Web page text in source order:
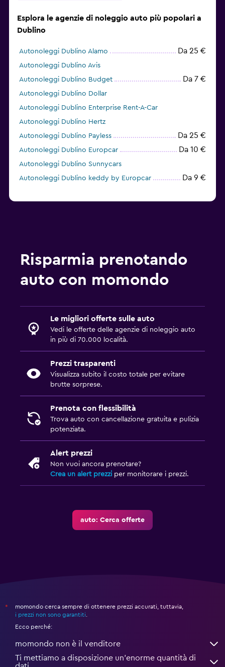
Esplora le agenzie di noleggio auto più popolari a
Dublino
Autonoleggi Dublino Alamo Da 25 €
Autonoleggi Dublino Avis
Autonoleggi Dublino Budget
Da 7 €
Autonoleggi Dublino Dollar
Autonoleggi Dublino Enterprise Rent-A-Car
Autonoleggi Dublino Hertz
Autonoleggi Dublino Payless
Da 25 €
Autonoleggi Dublino Europcar Da 10 €
Autonoleggi Dublino Sunnycars
Autonoleggi Dublino keddy by Europcar
Da 9 €
Risparmia prenotando
auto con momondo
Le migliori offerte sulle auto
Vedi le offerte delle agenzie di noleggio auto
in più di 70.000 località.
Prezzi trasparenti
Visualizza subito il costo totale per evitare
brutte sorprese.
Prenota con flessibilità
Trova auto con cancellazione gratuita e pulizia
potenziata.
Alert prezzi
Non vuoi ancora prenotare?
Crea un alert prezzi per monitorare i prezzi.
auto: Cerca offerte
*
momondo cerca sempre di ottenere prezzi accurati, tuttavia,
i prezzi non sono garantiti.
Ecco perché:
momondo non è il venditore
Ti mettiamo a disposizione un’enorme quantità di